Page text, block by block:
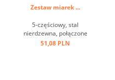
Zestaw miarek ...
5-częściowy, stal
nierdzewna, połączone
pierścieniem, 0,625 ml -1/8
51,08 PLN